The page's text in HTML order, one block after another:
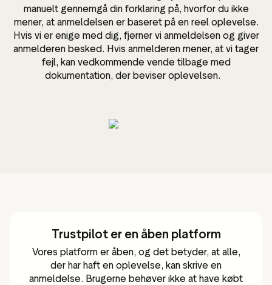
manuelt gennemgå din forklaring på, hvorfor du ikke
mener, at anmeldelsen er baseret på en reel oplevelse.
Hvis vi er enige med dig, fjerner vi anmeldelsen og giver
anmelderen besked. Hvis anmelderen mener, at vi tager
fejl, kan vedkommende vende tilbage med
dokumentation, der beviser oplevelsen.
Trustpilot er en åben platform
Vores platform er åben, og det betyder, at alle,
der har haft en oplevelse, kan skrive en
anmeldelse. Brugerne behøver ikke at have købt